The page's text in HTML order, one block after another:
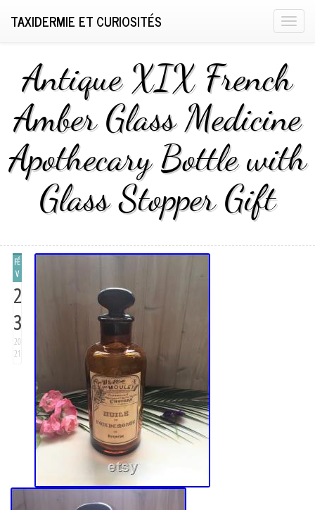
T
g
l
e
n
a
v
i
TAXIDERMIE ET CURIOSITÉS
Antique XIX French
Amber Glass Medicine
Apothecary Bottle with
Glass Stopper Gift
FÉ
V
2
3
20
21